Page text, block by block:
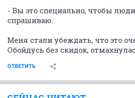
- Вы это специально, чтобы
спрашиваю.
Меня стали убеждать, что это
Обойдусь без скидок,
ОТВЕТИТЬ